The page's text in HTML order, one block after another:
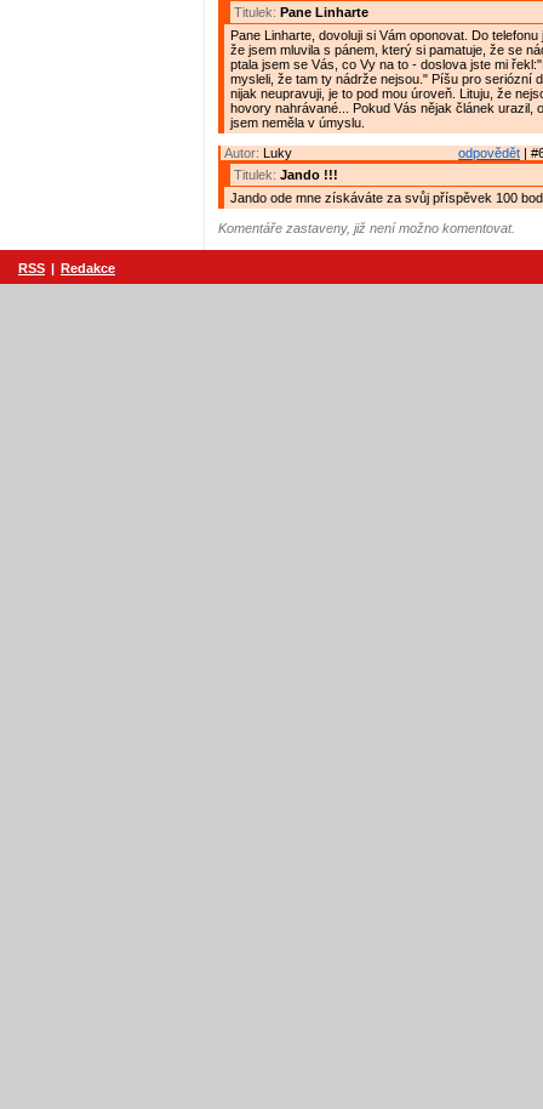
Titulek: Pane Linharte
Pane Linharte, dovoluji si Vám oponovat. Do
že jsem mluvila s pánem, který si pamatuje, že se
ptala jsem se Vás, co Vy na to - doslova jste mi
mysleli, že tam ty nádrže nejsou." Píšu pro seriózní
nijak neupravuji, je to pod mou úroveň. Lituju, že
hovory nahrávané... Pokud Vás nějak článek urazil,
jsem neměla v úmyslu.
odpovědět |
Autor: Luky
Titulek: Jando !!!
Jando ode mne získáváte za svůj příspěvek 100
Komentáře zastaveny, již není možno komentovat.
RSS | Redakce